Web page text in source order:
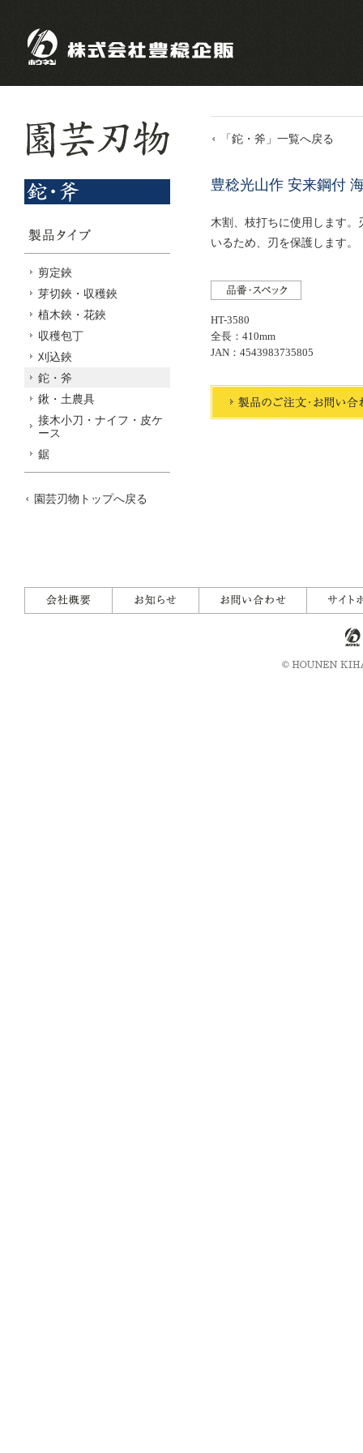
「鉈・斧」一覧へ戻る
豊稔光山作 安来鋼付
木割、枝打ちに使用します。
いるため、刃を保護します。
HT-3580
全長：410mm
JAN：4543983735805
剪定鋏
芽切鋏・収穫鋏
植木鋏・花鋏
収穫包丁
刈込鋏
鉈・斧
鍬・土農具
接木小刀・ナイフ・皮ケ
ース
鋸
園芸刃物トップへ戻る